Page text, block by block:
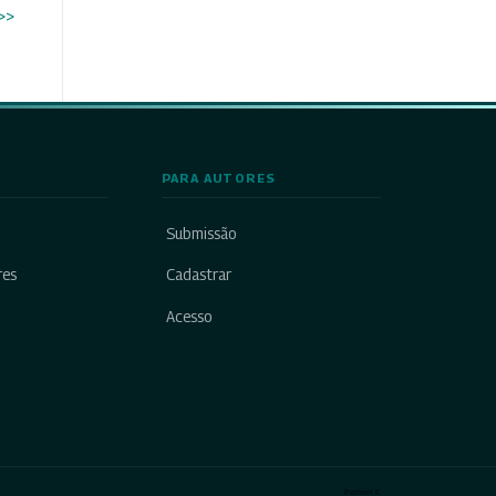
PARA AUTORES
Submissão
Cadastrar
Acesso